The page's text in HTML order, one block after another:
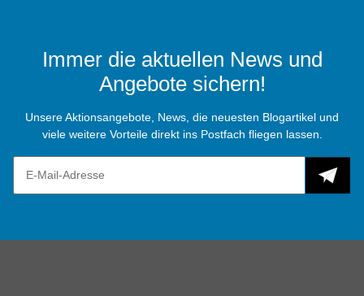
Immer die aktuellen News und
Angebote sichern!
Unsere Aktionsangebote, News, die neuesten Blogartikel und
viele weitere Vorteile direkt ins Postfach fliegen lassen.